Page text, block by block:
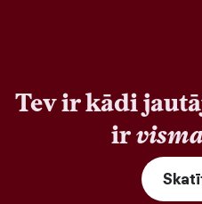
Tev ir kādi
ir